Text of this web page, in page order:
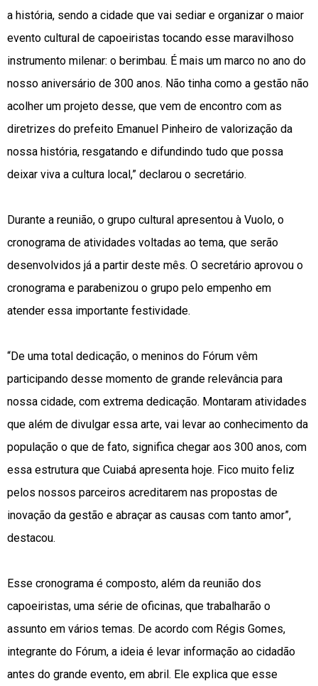
a história, sendo a cidade que vai sediar e organizar o maior
evento cultural de capoeiristas tocando esse maravilhoso
instrumento milenar: o berimbau. É mais um marco no ano do
nosso aniversário de 300 anos. Não tinha como a gestão não
acolher um projeto desse, que vem de encontro com as
diretrizes do prefeito Emanuel Pinheiro de valorização da
nossa história, resgatando e difundindo tudo que possa
deixar viva a cultura local,” declarou o secretário.
Durante a reunião, o grupo cultural apresentou à Vuolo, o
cronograma de atividades voltadas ao tema, que serão
desenvolvidos já a partir deste mês. O secretário aprovou o
cronograma e parabenizou o grupo pelo empenho em
atender essa importante festividade.
“De uma total dedicação, o meninos do Fórum vêm
participando desse momento de grande relevância para
nossa cidade, com extrema dedicação. Montaram atividades
que além de divulgar essa arte, vai levar ao conhecimento da
população o que de fato, significa chegar aos 300 anos, com
essa estrutura que Cuiabá apresenta hoje. Fico muito feliz
pelos nossos parceiros acreditarem nas propostas de
inovação da gestão e abraçar as causas com tanto amor”,
destacou.
Esse cronograma é composto, além da reunião dos
capoeiristas, uma série de oficinas, que trabalharão o
assunto em vários temas. De acordo com Régis Gomes,
integrante do Fórum, a ideia é levar informação ao cidadão
antes do grande evento, em abril. Ele explica que esse